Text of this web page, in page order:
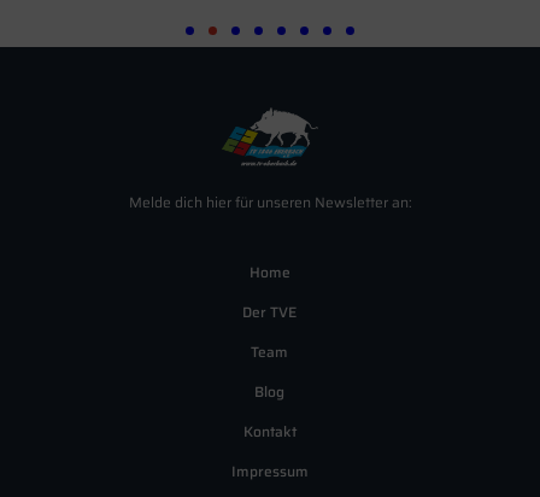
Melde dich hier für unseren Newsletter an:
Home
Der TVE
Team
Blog
Kontakt
Impressum